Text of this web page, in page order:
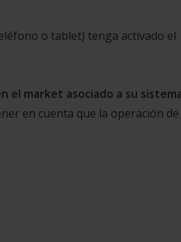
o tablet) tenga activado el
el market asociado a su
en cuenta que la operación de